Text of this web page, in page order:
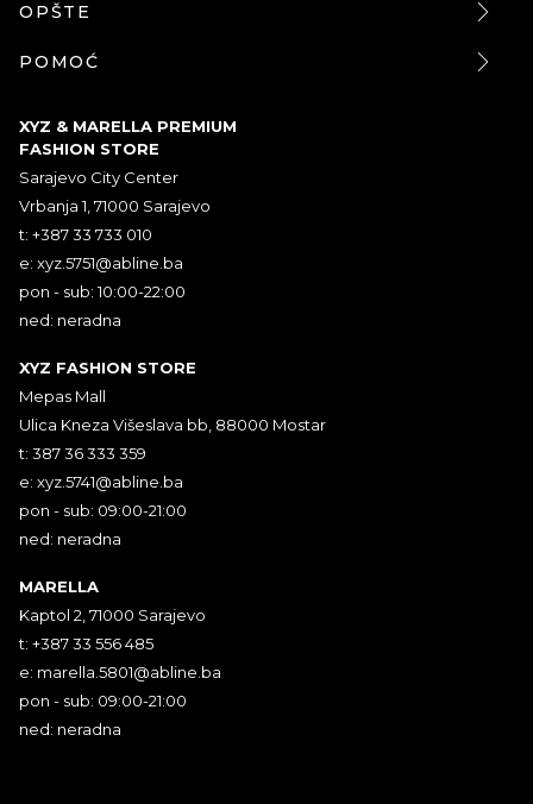
OPŠTE
POMOĆ
XYZ & MARELLA PREMIUM
FASHION STORE
Sarajevo City Center
Vrbanja 1, 71000 Sarajevo
t: +387 33 733 010
e: xyz.5751@abline.ba
pon - sub: 10:00-22:00
ned: neradna
XYZ FASHION STORE
Mepas Mall
Ulica Kneza Višeslava bb, 88000 Mostar
t: 387 36 333 359
e: xyz.5741@abline.ba
pon - sub: 09:00-21:00
ned: neradna
MARELLA
Kaptol 2, 71000 Sarajevo
t: +387 33 556 485
e: marella.5801@abline.ba
pon - sub: 09:00-21:00
ned: neradna